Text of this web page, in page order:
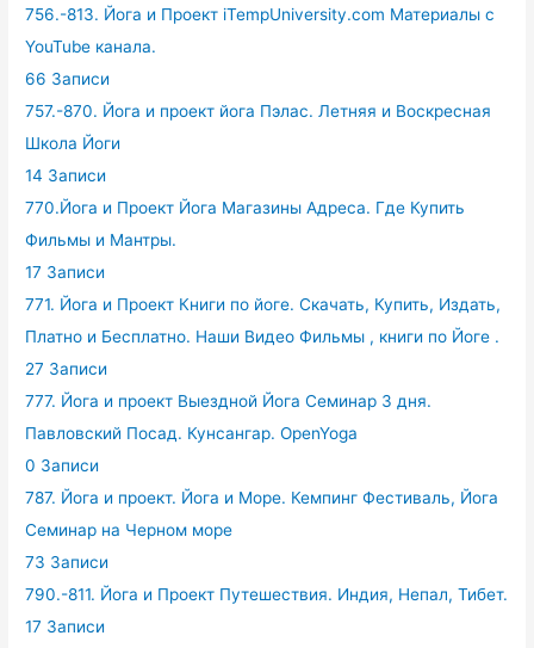
756.-813. Йога и Проект iTempUniversity.com Материалы с
YouTube канала.
66 Записи
757.-870. Йога и проект йога Пэлас. Летняя и Воскресная
Школа Йоги
14 Записи
770.Йога и Проект Йога Магазины Адреса. Где Купить
Фильмы и Мантры.
17 Записи
771. Йога и Проект Книги по йоге. Скачать, Купить, Издать,
Платно и Бесплатно. Наши Видео Фильмы , книги по Йоге .
27 Записи
777. Йога и проект Выездной Йога Семинар 3 дня.
Павловский Посад. Кунсангар. OpenYoga
0 Записи
787. Йога и проект. Йога и Море. Кемпинг Фестиваль, Йога
Семинар на Черном море
73 Записи
790.-811. Йога и Проект Путешествия. Индия, Непал, Тибет.
17 Записи